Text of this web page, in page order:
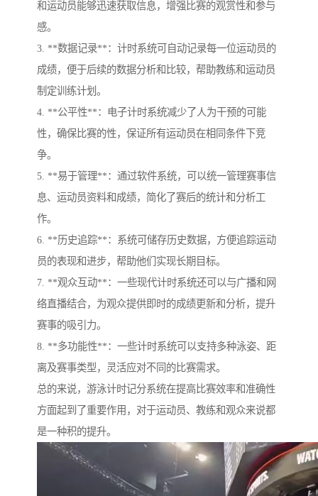
和运动员能够迅速获取信息，增强比赛的观赏性和参与
感。
3. **数据记录**：计时系统可自动记录每一位运动员的
成绩，便于后续的数据分析和比较，帮助教练和运动员
制定训练计划。
4. **公平性**：电子计时系统减少了人为干预的可能
性，确保比赛的性，保证所有运动员在相同条件下竞
争。
5. **易于管理**：通过软件系统，可以统一管理赛事信
息、运动员资料和成绩，简化了赛后的统计和分析工
作。
6. **历史追踪**：系统可储存历史数据，方便追踪运动
员的表现和进步，帮助他们实现长期目标。
7. **观众互动**：一些现代计时系统还可以与广播和网
络直播结合，为观众提供即时的成绩更新和分析，提升
赛事的吸引力。
8. **多功能性**：一些计时系统可以支持多种泳姿、距
离及赛事类型，灵活应对不同的比赛需求。
总的来说，游泳计时记分系统在提高比赛效率和准确性
方面起到了重要作用，对于运动员、教练和观众来说都
是一种积的提升。